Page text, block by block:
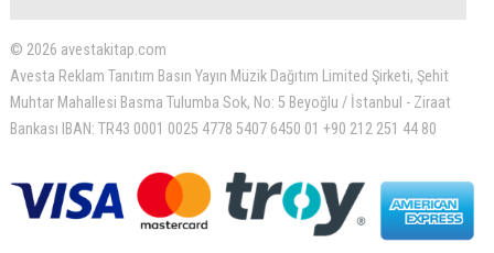
© 2026 avestakitap.com
Avesta Reklam Tanıtım Basın Yayın Müzik Dağıtım Limited Şirketi, Şehit
Muhtar Mahallesi Basma Tulumba Sok, No: 5 Beyoğlu / İstanbul - Ziraat
Bankası IBAN: TR43 0001 0025 4778 5407 6450 01 +90 212 251 44 80